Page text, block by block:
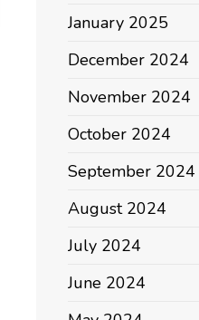
January 2025
December 2024
November 2024
October 2024
September 2024
August 2024
July 2024
June 2024